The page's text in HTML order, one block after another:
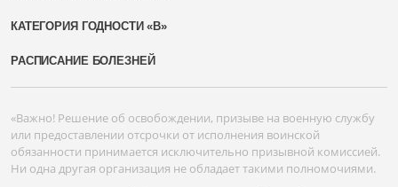
КАТЕГОРИЯ ГОДНОСТИ «В»
РАСПИСАНИЕ БОЛЕЗНЕЙ
«Важно! Решение об освобождении, призыве на военную службу
или предоставлении отсрочки от исполнения воинской
обязанности принимается исключительно призывной комиссией.
Ни одна другая организация не обладает такими полномочиями.